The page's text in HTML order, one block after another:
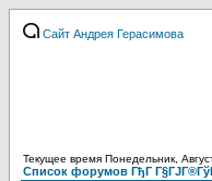
Сайт Андрея Герасимова
Текущее время Понедельник,
Список форумов ГђГ